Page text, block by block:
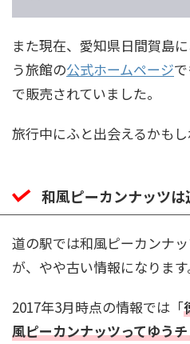
また現在、愛知県日間賀島
う旅館の公式ホームページ
で販売されていました。
旅行中にふと出会えるかもし
和風ピーカンナッツは
道の駅では和風ピーカンナ
が、やや古い情報になります
2017年3月時点の情報では「
風ピーカンナッツってゆう